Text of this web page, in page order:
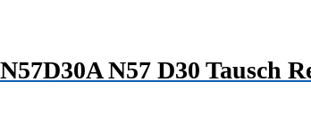
N57 D30 Tausch